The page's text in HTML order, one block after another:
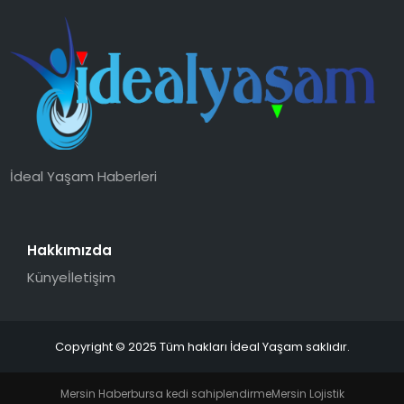
MAGAZIN
SAĞLIK
SOSYAL HABER
İdeal Yaşam Haberleri
Hakkımızda
Künyeİletişim
Copyright © 2025 Tüm hakları İdeal Yaşam saklıdır.
Mersin Haberbursa kedi sahiplendirmeMersin Lojistik